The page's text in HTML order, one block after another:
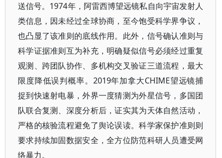
送信号。1974年，阿雷西博望远镜私自向宇宙发射人
类信息，因未经过全球协商，至今饱受科学界争议，
也凸显了该准则的底线作用。此外，信号确认准则与
科学证据准则互为补充，明确疑似信号必须经过重复
观测、跨团队协作、多机构交叉验证三道流程，最大
限度降低误判概率。2019年加拿大CHIME望远镜捕
捉到快速射电暴，外界一度猜测为外星信号，多国团
队联合复测、深度分析后，证实其为天体自然活动，
严格的核验流程避免了舆论误读。科学家保护准则则
要求持续加固数据安全，全方位防范科研人员遭受网
络暴力。